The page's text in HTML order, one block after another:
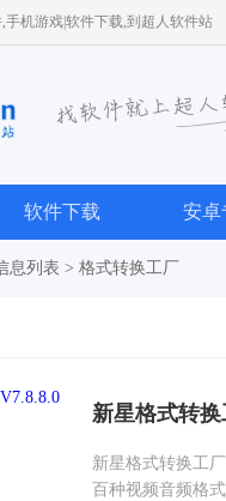
机游戏|软件下载,到超人软件站
软件下载 安卓
息列表 > 格式转换工厂
新星格式转
新星格式转换工
百种视频音频格